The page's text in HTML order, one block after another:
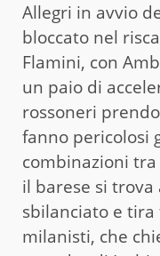
Allegri in avvio
bloccato nel
Flamini, con
un paio di
rossoneri
fanno pericolosi
combinazioni tra
il barese si
sbilanciato e
milanisti, che